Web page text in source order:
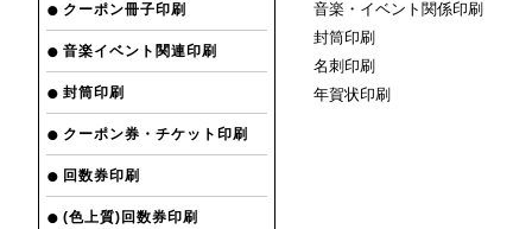
クーポン冊子印刷
音楽イベント関連印刷
封筒印刷
クーポン券・チケット印刷
回数券印刷
(色上質)回数券印刷
音楽・イベント関係印刷
封筒印刷
名刺印刷
年賀状印刷